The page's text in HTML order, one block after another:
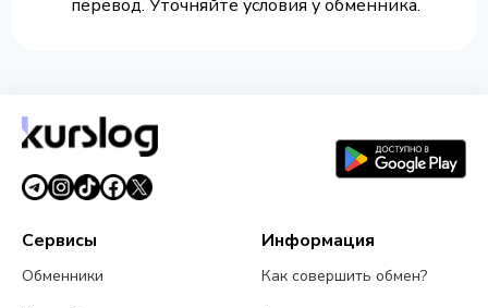
перевод. Уточняйте условия у обменника.
Сервисы
Обменники
Информация
Как совершить обмен?